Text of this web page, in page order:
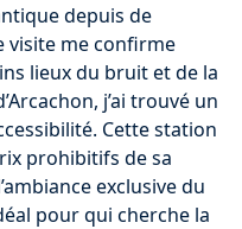
depuis de
visite me confirme
lieux du bruit et de la
j’ai trouvé un
Cette station
prohibitifs de sa
exclusive du
pour qui cherche la